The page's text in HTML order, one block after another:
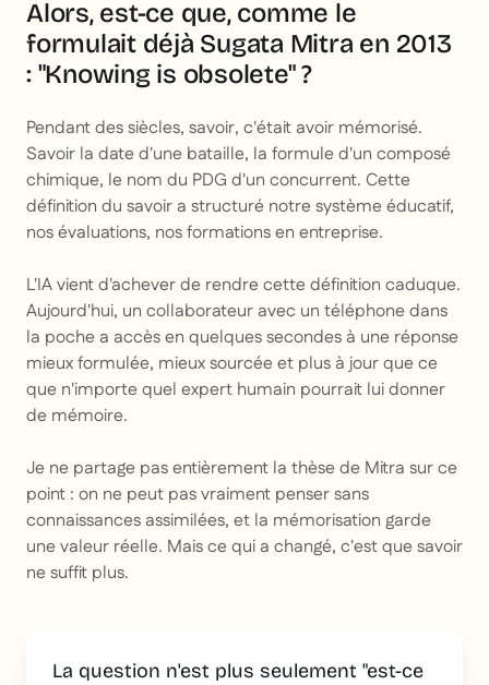
Alors, est-ce que, comme le
formulait déjà Sugata Mitra en 2013
: "Knowing is obsolete"?
Pendant des siècles, savoir, c'était avoir mémorisé.
Savoir la date d'une bataille, la formule d'un composé
chimique, le nom du PDG d'un concurrent. Cette
définition du savoir a structuré notre système éducatif,
nos évaluations, nos formations en entreprise.
L'IA vient d'achever de rendre cette définition caduque.
Aujourd'hui, un collaborateur avec un téléphone dans
la poche a accès en quelques secondes à une réponse
mieux formulée, mieux sourcée et plus à jour que ce
que n'importe quel expert humain pourrait lui donner
de mémoire.
Je ne partage pas entièrement la thèse de Mitra sur ce
point : on ne peut pas vraiment penser sans
connaissances assimilées, et la mémorisation garde
une valeur réelle. Mais ce qui a changé, c'est que savoir
ne suffit plus.
La question n'est plus seulement "est-ce